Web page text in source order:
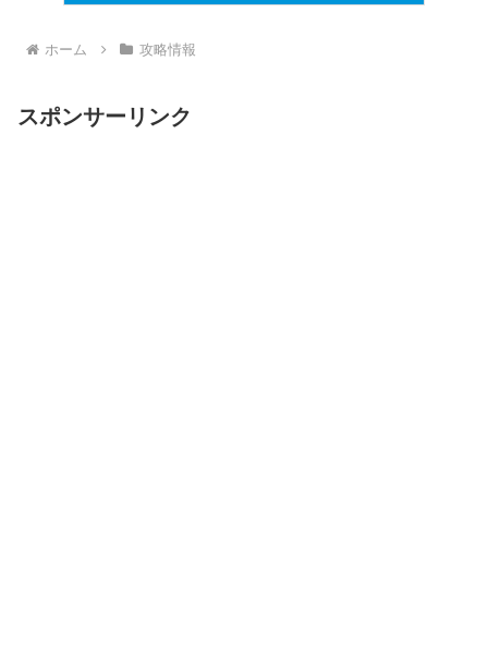
ホーム 攻略情報
スポンサーリンク